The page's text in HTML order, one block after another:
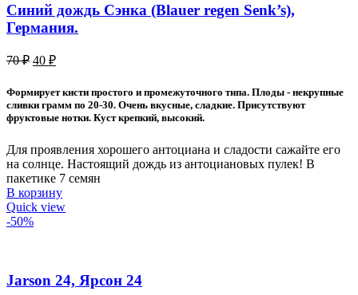
Синий дождь Сэнка (Blauer regen Senk’s),
Германия.
70₽ Первоначальная
70 ₽.
40 ₽Текущая
40 ₽.
Формирует кисти простого и промежуточного типа. Плоды - некрупные
сливки грамм по 20-30. Очень вкусные, сладкие. Присутствуют
фруктовые нотки. Куст крепкий, высокий.
Для проявления хорошего антоциана и сладости сажайте его
на солнце. Настоящий дождь из антоциановых пулек! В
пакетике 7 семян
В корзину
Quick view
-50%
Jarson 24, Ярсон 24